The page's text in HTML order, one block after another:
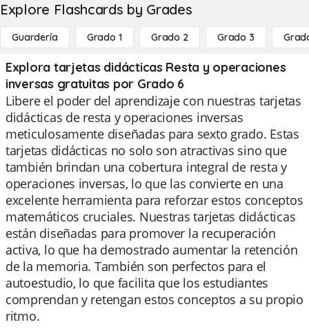
Explore Flashcards by Grades
Guardería Grado 1 Grado 2 Grado 3
Explora tarjetas didácticas Resta y operaciones
inversas gratuitas por Grado 6
Libere el poder del aprendizaje con nuestras tarjetas
didácticas de resta y operaciones inversas
meticulosamente diseñadas para sexto grado. Estas
tarjetas didácticas no solo son atractivas sino que
también brindan una cobertura integral de resta y
operaciones inversas, lo que las convierte en una
excelente herramienta para reforzar estos conceptos
matemáticos cruciales. Nuestras tarjetas didácticas
están diseñadas para promover la recuperación
activa, lo que ha demostrado aumentar la retención
de la memoria. También son perfectos para el
autoestudio, lo que facilita que los estudiantes
comprendan y retengan estos conceptos a su propio
ritmo.